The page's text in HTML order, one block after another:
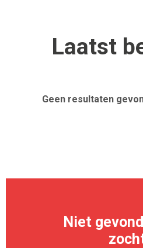
Laatst
Geen resultaten
Niet